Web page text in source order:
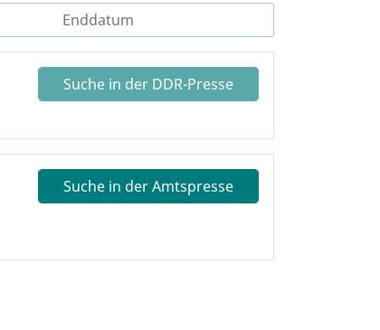
Suche in der DDR-Presse
Suche in der Amtspresse